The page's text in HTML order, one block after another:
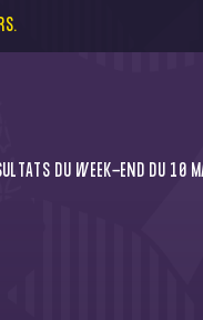
DU WEEK-END DU 10